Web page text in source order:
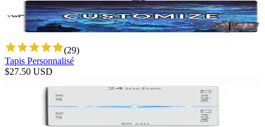
(29)
Tapis Personnalisé
$27.50 USD